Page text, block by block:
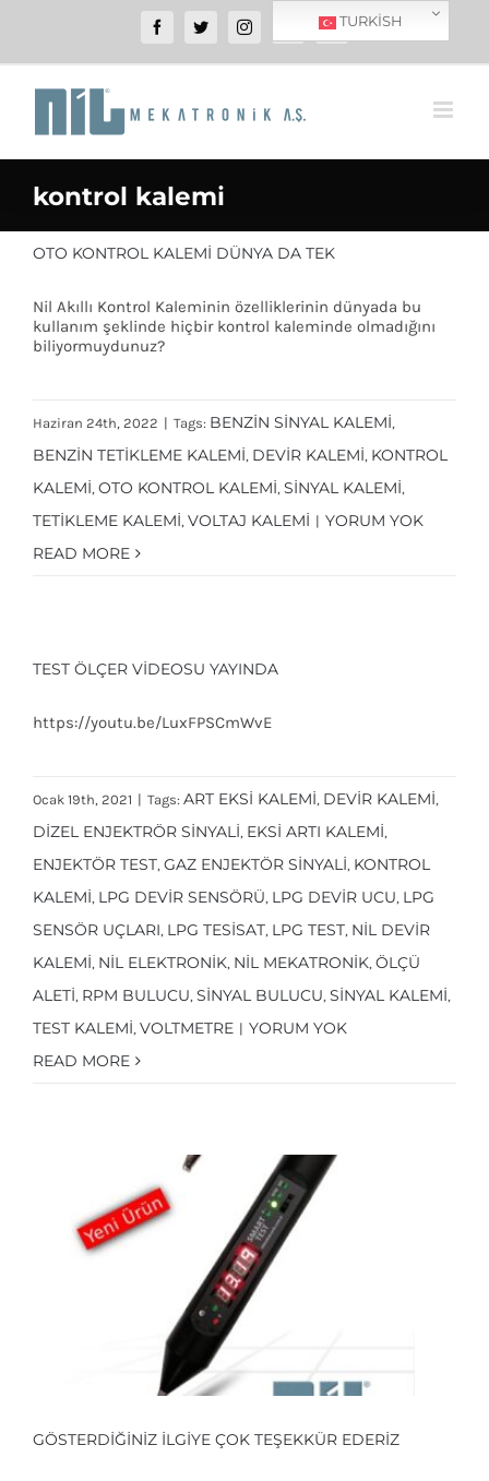
FacebookTwitterInstagramYouTubeWhatsApp
kontrol kalemi
OTO KONTROL KALEMI DÜNYA DA TEK
Nil Akıllı Kontrol Kaleminin özelliklerinin dünyada bu
kullanım şeklinde hiçbir kontrol kaleminde olmadığını
biliyormuydunuz?
Haziran 24th, 2022 | Tags: BENZIN SINYAL KALEMI,
BENZIN TETIKLEME KALEMI, DEVIR KALEMI, KONTROL
KALEMI, OTO KONTROL KALEMI, SINYAL KALEMI,
TETIKLEME KALEMI, VOLTAJ KALEMI | YORUM YOK
READ MORE
TEST ÖLÇER VIDEOSU YAYINDA
https://youtu.be/LuxFPSCmWvE
Ocak 19th, 2021 | Tags: ART EKSI KALEMI, DEVIR KALEMI,
DIZEL ENJEKTRÖR SINYALI, EKSI ARTI KALEMI,
ENJEKTÖR TEST, GAZ ENJEKTÖR SINYALI, KONTROL
KALEMI, LPG DEVIR SENSÖRÜ, LPG DEVIR UCU, LPG
SENSÖR UÇLARI, LPG TESISAT, LPG TEST, NIL DEVIR
KALEMI, NIL ELEKTRONIK, NIL MEKATRONIK, ÖLÇÜ
ALETI, RPM BULUCU, SINYAL BULUCU, SINYAL KALEMI,
TEST KALEMI, VOLTMETRE | YORUM YOK
READ MORE
GÖSTERDIĞINIZ ILGIYE ÇOK TEŞEKKÜR EDERIZ
TURKISH